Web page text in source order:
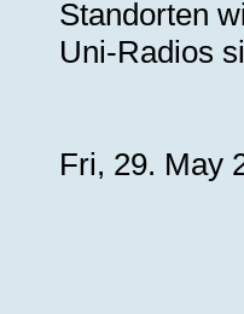
Standorten
Uni-Radios
Fri, 29. May